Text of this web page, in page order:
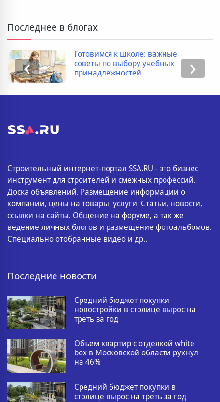
Последнее в блогах
важные
учебных
покупке
Строительный интернет-портал SSA.RU - это бизнес
инструмент для строителей и смежных профессий.
Доска объявлений. Размещение информации о
компании, цены на товары, услуги. Статьи, новости,
ссылки на сайты. Общение на форуме, а так же
ведение личных блогов и размещение фотоальбомов.
Специально отобранные видео и др..
Последние новости
Средний бюджет покупки
новостройки в столице вырос на
треть за год
Объем квартир с отделкой white
box в Московской области рухнул
на 46%
Средний бюджет покупки в
столице вырос на треть за год